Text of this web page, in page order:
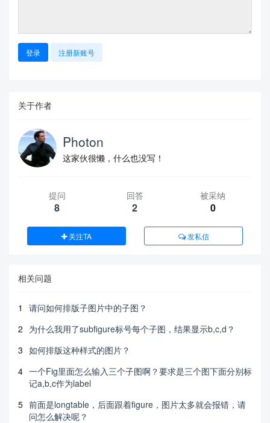
登录 注册新账号
关于作者
Photon
这家伙很懒，什么也没写！
提问
8
回答
2
被采纳
0
关注TA 发私信
相关问题
1
请问如何排版子图片中的子图？
2 为什么我用了subfigure标号每个子图，结果显示b,c,d？
3 如何排版这种样式的图片？
4 一个Fig里面怎么输入三个子图啊？要求是三个图下面分别标
记a,b,c作为label
5 前面是longtable，后面跟着figure，图片太多就会报错，请
问怎么解决呢？